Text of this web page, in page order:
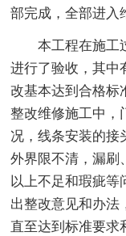
部完成，全部进入
本工程在施工
进行了验收，其中
改基本达到合格标
整改维修施工中，
况，线条安装的接
外界限不清，漏刷
以上不足和瑕疵等
出整改意见和办法
直至达到标准要求